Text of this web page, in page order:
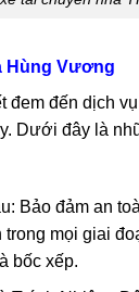
Hùng Vương
đem đến dịch
Dưới đây là
Bảo đảm an
trong mọi giai
bốc xếp.